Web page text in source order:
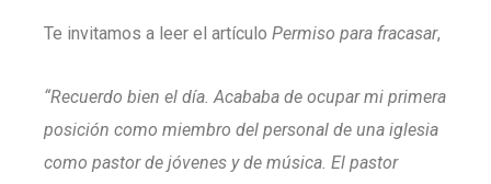
Te invitamos a leer el artículo Permiso para fracasar,
“Recuerdo bien el día. Acababa de ocupar mi primera
posición como miembro del personal de una iglesia
como pastor de jóvenes y de música. El pastor